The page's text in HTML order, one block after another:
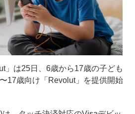
」は25日、6歳から17歳の子ども
17歳向け「Revolut」を提供開始